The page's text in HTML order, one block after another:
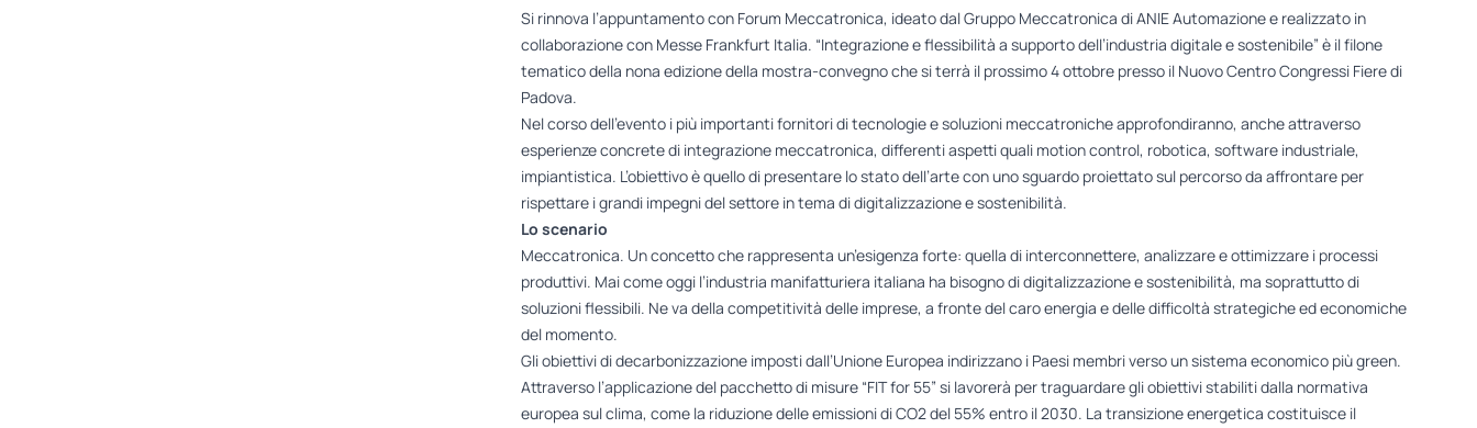
Si rinnova l’appuntamento con Forum Meccatronica, ideato dal Gruppo Meccatronica di ANIE Automazione e realizzato in
collaborazione con Messe Frankfurt Italia. “Integrazione e flessibilità a supporto dell’industria digitale e sostenibile” è il filone
tematico della nona edizione della mostra-convegno che si terrà il prossimo 4 ottobre presso il Nuovo Centro Congressi Fiere di
Padova.
Nel corso dell’evento i più importanti fornitori di tecnologie e soluzioni meccatroniche approfondiranno, anche attraverso
esperienze concrete di integrazione meccatronica, differenti aspetti quali motion control, robotica, software industriale,
impiantistica. L’obiettivo è quello di presentare lo stato dell’arte con uno sguardo proiettato sul percorso da affrontare per
rispettare i grandi impegni del settore in tema di digitalizzazione e sostenibilità.
Lo scenario
Meccatronica. Un concetto che rappresenta un’esigenza forte: quella di interconnettere, analizzare e ottimizzare i processi
produttivi. Mai come oggi l’industria manifatturiera italiana ha bisogno di digitalizzazione e sostenibilità, ma soprattutto di
soluzioni flessibili. Ne va della competitività delle imprese, a fronte del caro energia e delle difficoltà strategiche ed economiche
del momento.
Gli obiettivi di decarbonizzazione imposti dall’Unione Europea indirizzano i Paesi membri verso un sistema economico più green.
Attraverso l’applicazione del pacchetto di misure “FIT for 55” si lavorerà per traguardare gli obiettivi stabiliti dalla normativa
europea sul clima, come la riduzione delle emissioni di CO2 del 55% entro il 2030. La transizione energetica costituisce il